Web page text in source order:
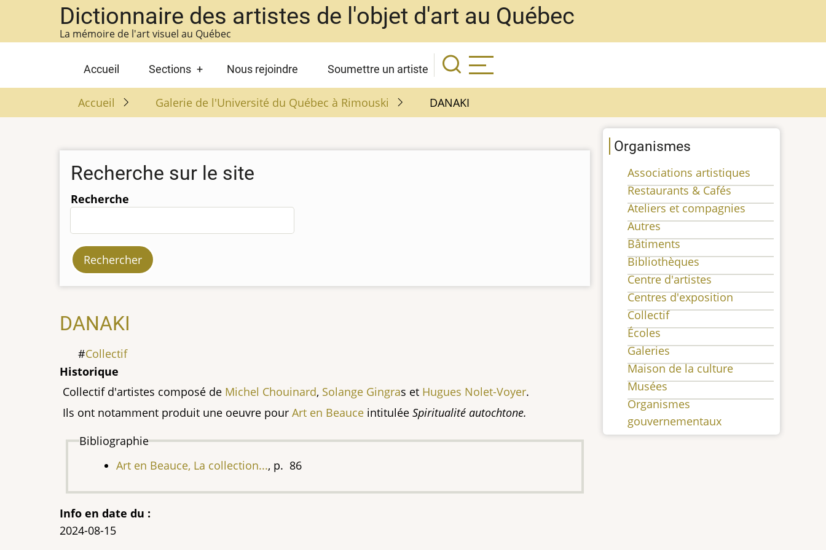
contenu
Dictionnaire des artistes de l'objet d'art au Québec
La mémoire de l'art visuel au Québec
Main
navigation
Accueil Sections Nous rejoindre Soumettre un artiste
Accueil Galerie de l'Université du Québec à Rimouski DANAKI
Recherche sur le site
Recherche
DANAKI
Collectif
Historique
Collectif d'artistes composé de Michel Chouinard, Solange Gingras et Hugues Nolet-Voyer.
Ils ont notamment produit une oeuvre pourArt en Beauce intitulée Spiritualité autochtone.
Bibliographie
Art en Beauce, La collection..., p. 86
Info en date du :
2024-08-15
Organismes
Associations artistiques
Restaurants & Cafés
Ateliers et compagnies
Autres
Bâtiments
Bibliothèques
Centre d'artistes
Centres d'exposition
Collectif
Écoles
Galeries
Maison de la culture
Musées
Organismes
gouvernementaux